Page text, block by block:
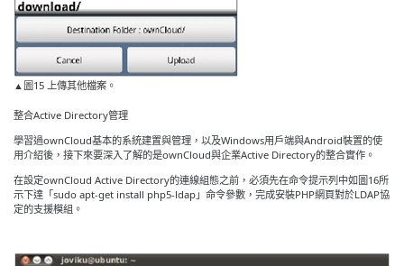
▲圖15 上傳其他檔案。
整合Active Directory管理
學習過ownCloud基本的系統建置與管理，以及Windows用戶端與Android裝置的使
用介紹後，接下來要深入了解的是ownCloud與企業Active Directory的整合實作。
在設定ownCloud Active Directory的連線組態之前，必須先在命令提示列中如圖16所
示下達「sudo apt-get install php5-ldap」命令參數，完成安裝PHP網頁對於LDAP協
定的支援模組。